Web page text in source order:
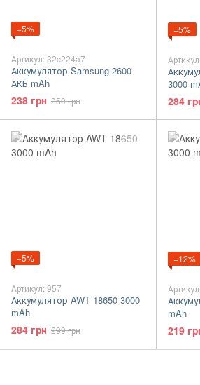
−5%
Артикул: 32c224a7
Аккумулятор Samsung 2600
АКБ mAh
238 грн 250 грн
−5%
3000
284
−5%
Артикул: 957
Аккумулятор AWT 18650 3000
mAh
284 грн 299 грн
−12%
mAh
219